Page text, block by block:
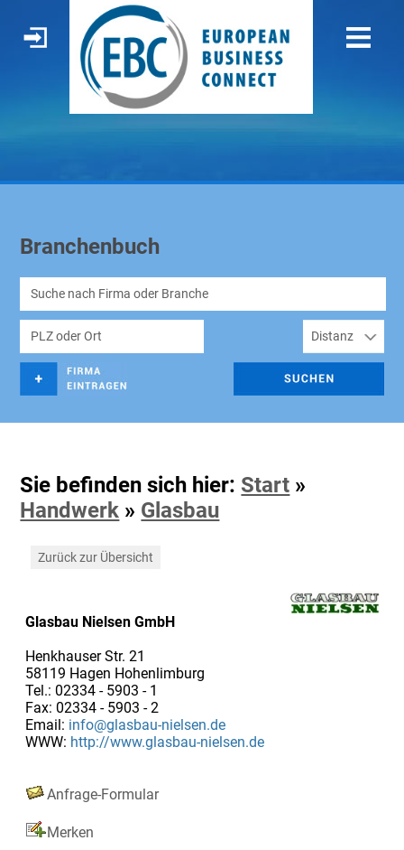
Branchenbuch
Sie befinden sich hier: Start »
Handwerk » Glasbau
Zurück zur Übersicht
Glasbau Nielsen GmbH
Henkhauser Str. 21
58119 Hagen Hohenlimburg
Tel.: 02334 - 5903 - 1
Fax: 02334 - 5903 - 2
Email: info@glasbau-nielsen.de
WWW: http://www.glasbau-nielsen.de
Anfrage-Formular
Merken